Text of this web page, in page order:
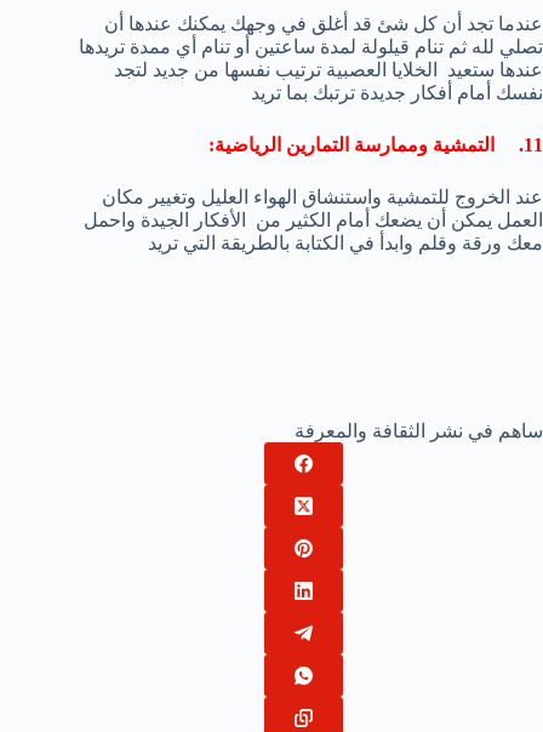
عندما تجد أن كل شئ قد أغلق في وجهك يمكنك عندها أن
تصلي لله ثم تنام قيلولة لمدة ساعتين أو تنام أي ممدة تريدها
عندها ستعيد الخلايا العصبية ترتيب نفسها من جديد لتجد
نفسك أمام أفكار جديدة ترتبك بما تريد
11. التمشية وممارسة التمارين الرياضية:
عند الخروج للتمشية واستنشاق الهواء العليل وتغيير مكان
العمل يمكن أن يضعك أمام الكثير من الأفكار الجيدة واحمل
معك ورقة وقلم وابدأ في الكتابة بالطريقة التي تريد
ساهم في نشر الثقافة والمعرفة